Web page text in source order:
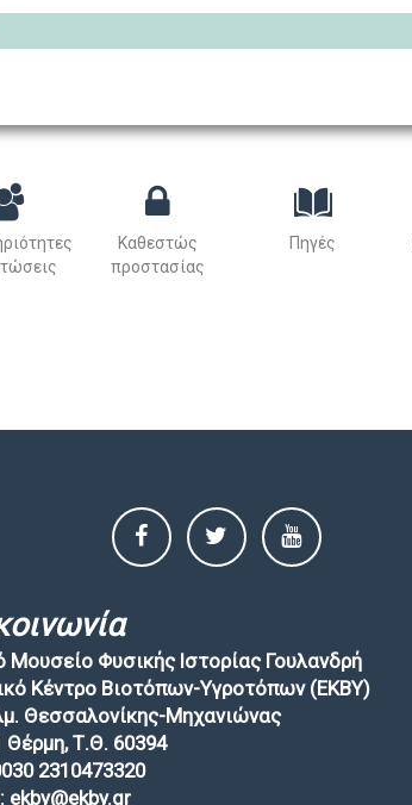
Καθεστώς
προστασίας
Πηγές
Μουσείο Φυσικής Ιστορίας Γουλανδρή
Κέντρο Βιοτόπων-Υγροτόπων (EKBY)
Θεσσαλονίκης-Μηχανιώνας
Θέρμη, Τ.Θ. 60394
2310473320
ekby@ekby.gr